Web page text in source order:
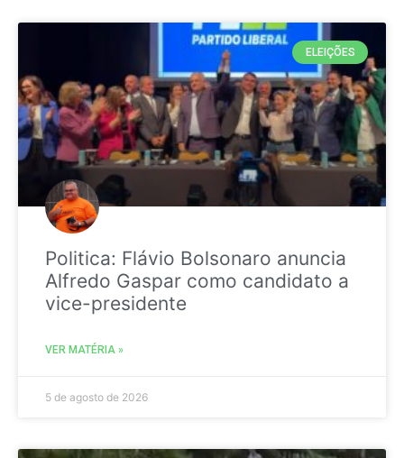
ELEIÇÕES
Politica: Flávio Bolsonaro anuncia
Alfredo Gaspar como candidato a
vice-presidente
VER MATÉRIA »
5 de agosto de 2026